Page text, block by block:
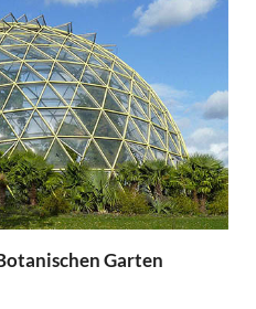
Garten